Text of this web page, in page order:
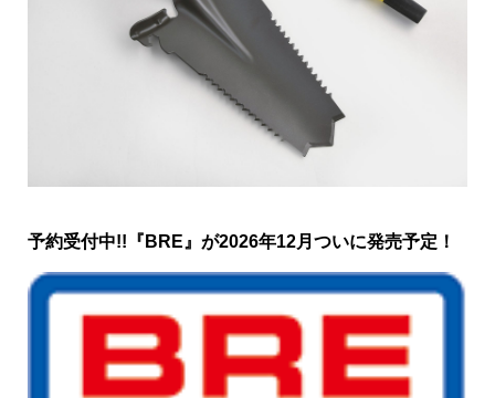
予約受付中!!『BRE』が2026年12月ついに発売予定！